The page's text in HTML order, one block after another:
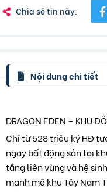
Chia sẻ tin này:
Nội dung chi tiết
DRAGON EDEN – KHU
Chỉ từ 528 triệu ký HĐ
ngay bất động sản tại
tầng liên vùng và hệ
mạnh mẽ khu Tây Nam